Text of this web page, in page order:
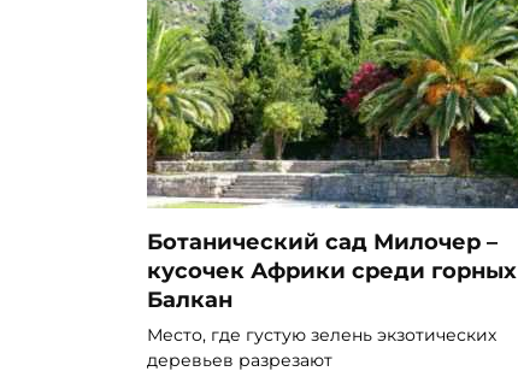
Ботанический сад Милочер –
кусочек Африки среди горных
Балкан
Место, где густую зелень экзотических
деревьев разрезают